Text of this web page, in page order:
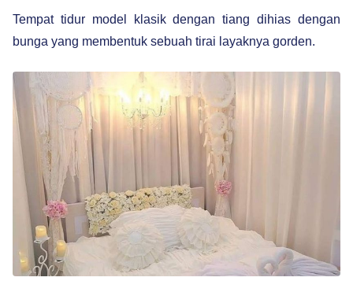
Tempat tidur model klasik dengan tiang dihias dengan
bunga yang membentuk sebuah tirai layaknya gorden.